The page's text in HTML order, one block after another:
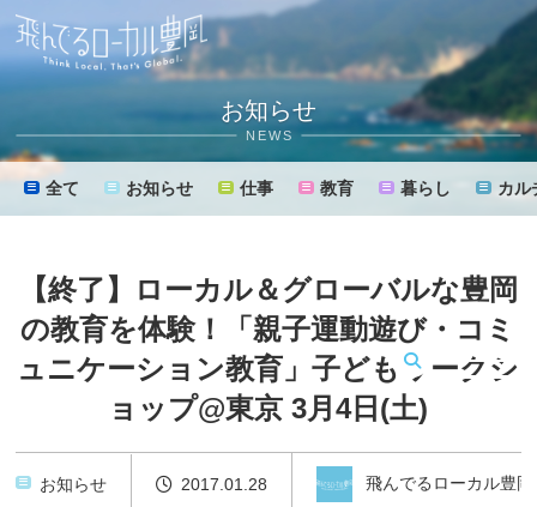
お知らせ
NEWS
全て お知らせ 仕事 教育 暮らし カル
【終了】ローカル＆グローバルな豊岡
の教育を体験！「親子運動遊び・コミ
ュニケーション教育」子どもワークシ
ョップ@東京 3月4日(土)
お知らせ 2017.01.28 飛んでるローカル豊